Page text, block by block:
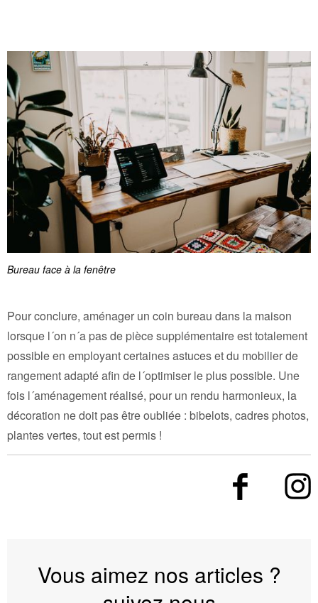
Bureau face à la fenêtre
Pour conclure, aménager un coin bureau dans la maison
lorsque l´on n´a pas de pièce supplémentaire est totalement
possible en employant certaines astuces et du mobilier de
rangement adapté afin de l´optimiser le plus possible. Une
fois l´aménagement réalisé, pour un rendu harmonieux, la
décoration ne doit pas être oubliée : bibelots, cadres photos,
plantes vertes, tout est permis !
Vous aimez nos articles ?